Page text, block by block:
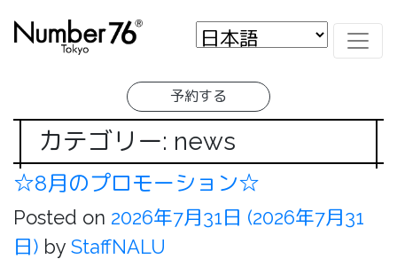
予約する
カテゴリー: news
☆8月のプロモーション☆
Posted on 2026年7月31日 (2026年7月31
日) by StaffNALU